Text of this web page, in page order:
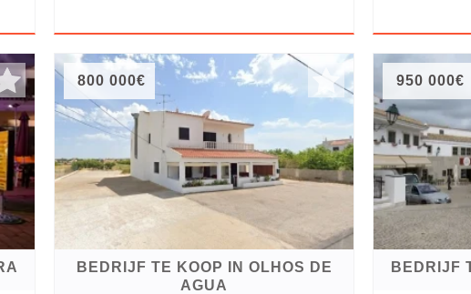
800 000€
BEDRIJF TE KOOP IN OLHOS DE
AGUA
950 000€
BEDRIJF